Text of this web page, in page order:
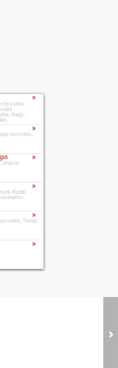
»
felvidéki
,
Nagy-
»
borvidék,
»
Mátrai
»
Budai
»
Tolnai
»